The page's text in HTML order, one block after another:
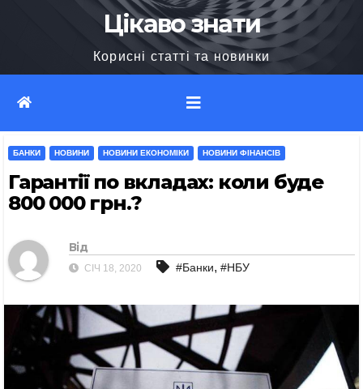
Цікаво знати
Корисні статті та новинки
БАНКИ НОВИНИ НОВИНИ ЕКОНОМІКИ НОВИНИ ФІНАНСІВ
Гарантії по вкладах: коли буде
800 000 грн.?
Від
СІЧ 18, 2020 #Банки, #НБУ